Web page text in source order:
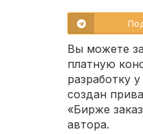
Вы можете
платную
разработку
создан
«Бирже
автора.